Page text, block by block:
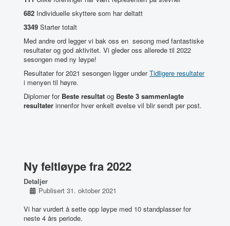
682 Individuelle skyttere som har deltatt
3349 Starter totalt
Med andre ord legger vi bak oss en sesong med fantastiske
resultater og god aktivitet. Vi gleder oss allerede til 2022
sesongen med ny løype!
Resultater for 2021 sesongen ligger underTidligere resultater
i menyen til høyre.
Diplomer for Beste resultat og Beste 3 sammenlagte
resultater innenfor hver enkelt øvelse vil blir sendt per post.
Ny feltløype fra 2022
Detaljer
Publisert 31. oktober 2021
Vi har vurdert å sette opp løype med 10 standplasser for
neste 4 års periode.